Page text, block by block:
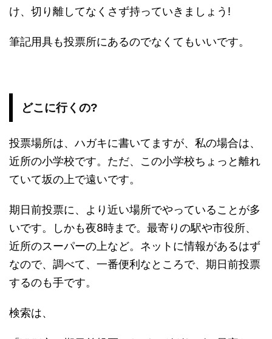
け、切り離してなくさず持っていきましょう!
筆記用具も投票所にあるのでなくてもいいです。
どこに行くの?
投票場所は、ハガキに書いてますが、私の場合は、
近所の小学校です。ただ、この小学校ちょっと離れ
ていて坂の上で遠いです。
期日前投票に、より近い場所でやっていることが多
いです。しかも夜8時まで。最寄りの駅や市役所、
近所のスーパーの上など。ネットに情報があるはず
なので、調べて、一番便利なところで、期日前投票
するのも手です。
検索は、